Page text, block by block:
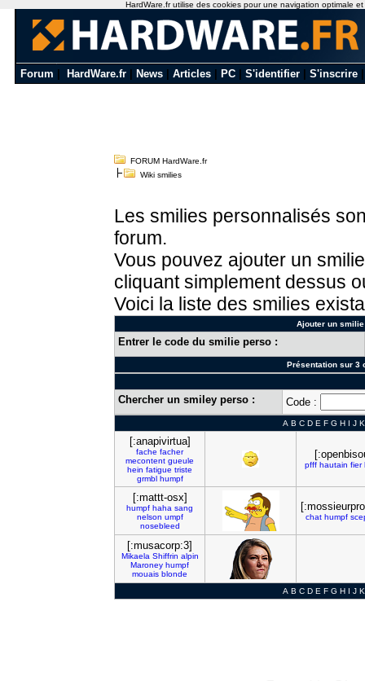
Forum HardWare.fr News Articles PC S'identifier S'inscrire
FORUM HardWare.fr
Wiki smilies
Les smilies personnalisés
forum.
Vous pouvez ajouter un
cliquant simplement dessus
Voici la liste des smilies
Ajouter un
Entrer le code du smilie perso :
Présentation sur 3
Chercher un smiley perso : Code :
A B C D E F G H I J K
[:anapivirtua]
fache facher
mecontent gueule
hein fatigue triste
grmbl humpf
pfff hautain fier
[:mattt-osx]
humpf haha sang
nelson umpf
nosebleed
chat humpf
[:musacorp:3]
Mikaela Shiffrin alpin
Maroney humpf
mouais blonde
A B C D E F G H I J K
HardWare.fr utilise des cookies pour une navigation optimale